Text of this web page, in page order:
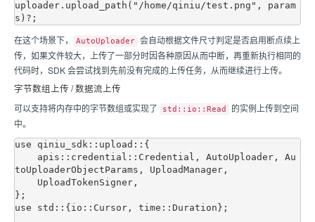
uploader.upload_path("/home/qiniu/test.png", param
在这个场景下， AutoUploader 会自动根据文件尺寸判定是否启用断点续上
传，如果文件较大，上传了一部分时因各种原因从而中断，再重新执行相同的
代码时，SDK 会尝试找到先前没有完成的上传任务，从而继续进行上传。
字节数组上传 / 数据流上传
可以支持将内存中的字节数组或实现了 std::io::Read
的实例上传到空间
中。
use qiniu_sdk::upload::{
toUploaderObjectParams, UploadManager,
};
use std::{io::Cursor, time::Duration};